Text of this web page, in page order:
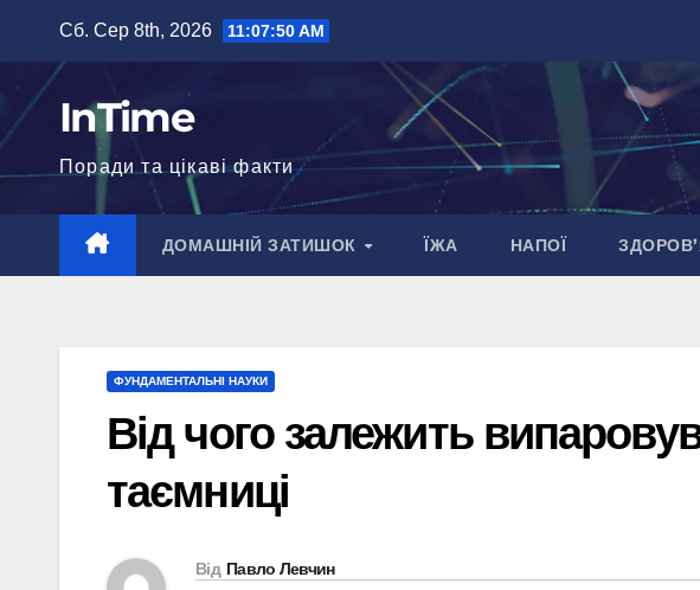
вмісту
Сб. Сер 8th, 2026 11:07:51 AM
InTime
Поради та цікаві факти
ДОМАШНІЙ ЗАТИШОК ЇЖА НАПОЇ
ФУНДАМЕНТАЛЬНІ НАУКИ
Від чого залежить
таємниці
Від Павло Левчин